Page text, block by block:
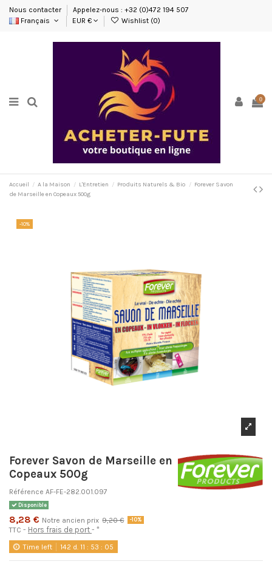
Nous contacter
Appelez-nous : +32 (0)472 194 507
Français
EUR € Wishlist (0)
0
Accueil A la Maison L'Entretien Produits Naturels & Bio
Forever Savon
de Marseille en Copeaux 500g
-10%
Forever Savon de Marseille en
Copeaux 500g
Référence AF-FE-282.001.097
Disponible
8,28 € Notre ancien prix 9,20 € -10%
TTC Hors frais de port *
Time left 142 d. 11 : 53 : 05